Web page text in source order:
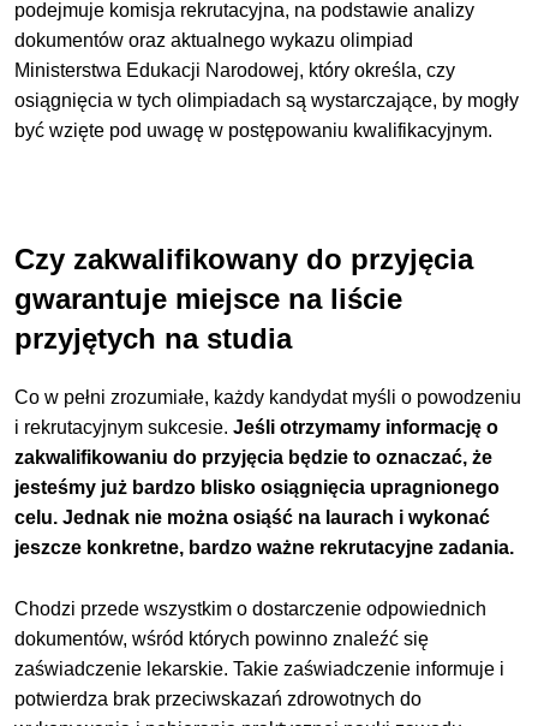
podejmuje komisja rekrutacyjna, na podstawie analizy
dokumentów oraz aktualnego wykazu olimpiad
Ministerstwa Edukacji Narodowej, który określa, czy
osiągnięcia w tych olimpiadach są wystarczające, by mogły
być wzięte pod uwagę w postępowaniu kwalifikacyjnym.
Czy zakwalifikowany do przyjęcia
gwarantuje miejsce na liście
przyjętych na studia
Co w pełni zrozumiałe, każdy kandydat myśli o powodzeniu
i rekrutacyjnym sukcesie. Jeśli otrzymamy informację o
zakwalifikowaniu do przyjęcia będzie to oznaczać, że
jesteśmy już bardzo blisko osiągnięcia upragnionego
celu. Jednak nie można osiąść na laurach i wykonać
jeszcze konkretne, bardzo ważne rekrutacyjne zadania.
Chodzi przede wszystkim o dostarczenie odpowiednich
dokumentów, wśród których powinno znaleźć się
zaświadczenie lekarskie. Takie zaświadczenie informuje i
potwierdza brak przeciwskazań zdrowotnych do